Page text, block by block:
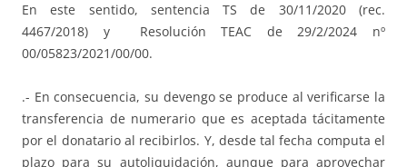
En este sentido, sentencia TS de 30/11/2020 (rec.
4467/2018) y Resolución TEAC de 29/2/2024 nº
00/05823/2021/00/00.
.- En consecuencia, su devengo se produce al verificarse la
transferencia de numerario que es aceptada tácitamente
por el donatario al recibirlos. Y, desde tal fecha computa el
plazo para su autoliquidación, aunque para aprovechar